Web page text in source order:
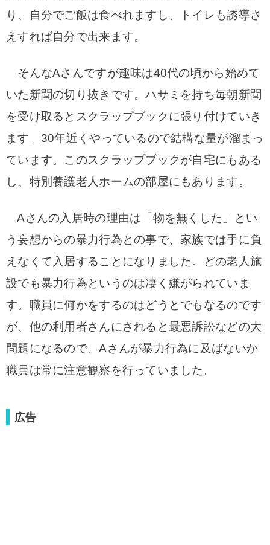
り、自分でご飯は食べれますし、トイレも誘導さ
えすれば自分で出来ます。
そんなAさんですが趣味は40代の頃から始めて
いた新聞の切り抜きです。ハサミを持ち毎朝新聞
を受け取ると スクラップブックに張り付けていき
ます。 30年近くやっているので結構な量が溜まっ
ています。このスクラップブックが自宅にもある
し、特別養護老人ホームの部屋にもあります。
Aさんの入居時の理由は「物を無くした」とい
う妄想からの暴力行為との事で、家族では手に負
えなくて 入居することになりました。どの老人施
設でも暴力行為というのは凄く嫌がられていま
す。職員に何かをするのはどうとでもなるのです
が、 他の利用者さんにされると最悪訴訟などの大
問題になるので、Aさんが暴力行為に及ばないか
職員は常に注意観察を行っていました。
広告